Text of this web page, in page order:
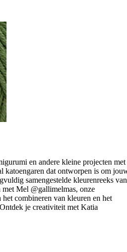
en andere kleine projecten met
katoengaren dat ontworpen is om
samengestelde kleurenreeks van
Mel @gallimelmas, onze
combineren van kleuren en het
je creativiteit met Katia